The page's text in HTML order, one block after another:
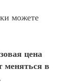
можете
цена
в